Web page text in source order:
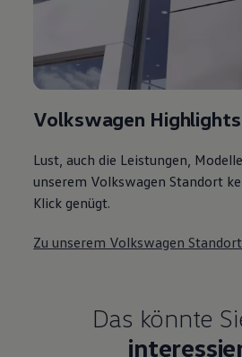
Volkswagen Highlights
Lust, auch die Leistungen,
unserem Volkswagen Standort
Klick genügt.
Zu unserem Volkswagen Standort
Das könnte